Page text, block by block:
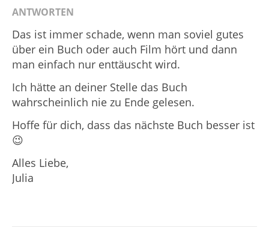
ANTWORTEN
Das ist immer schade, wenn man soviel gutes
über ein Buch oder auch Film hört und dann
man einfach nur enttäuscht wird.
Ich hätte an deiner Stelle das Buch
wahrscheinlich nie zu Ende gelesen.
Hoffe für dich, dass das nächste Buch besser ist
😉
Alles Liebe,
Julia